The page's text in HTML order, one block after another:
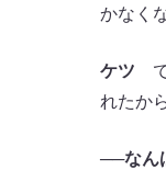
かなく
ケツ で
れたか
──なん